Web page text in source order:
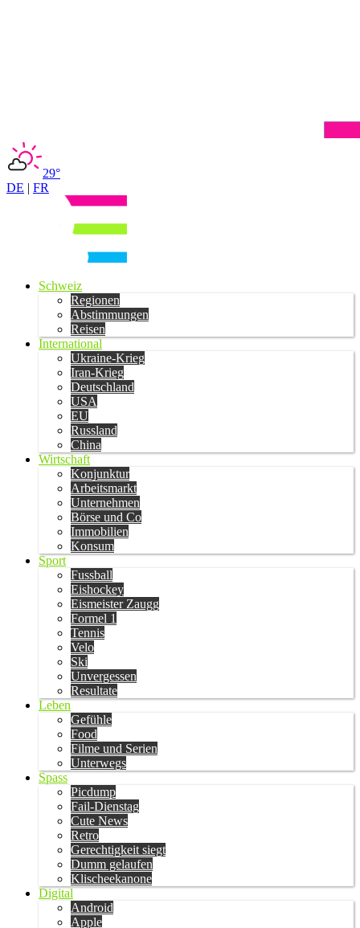
29°
DE | FR
Schweiz
Regionen
Abstimmungen
Reisen
International
Ukraine-Krieg
Iran-Krieg
Deutschland
USA
EU
Russland
China
Wirtschaft
Konjunktur
Arbeitsmarkt
Unternehmen
Börse und Co
Immobilien
Konsum
Sport
Fussball
Eishockey
Eismeister Zaugg
Formel 1
Tennis
Velo
Ski
Unvergessen
Resultate
Leben
Gefühle
Food
Filme und Serien
Unterwegs
Spass
Picdump
Fail-Dienstag
Cute News
Retro
Gerechtigkeit siegt
Dumm gelaufen
Klischeekanone
Digital
Android
Apple